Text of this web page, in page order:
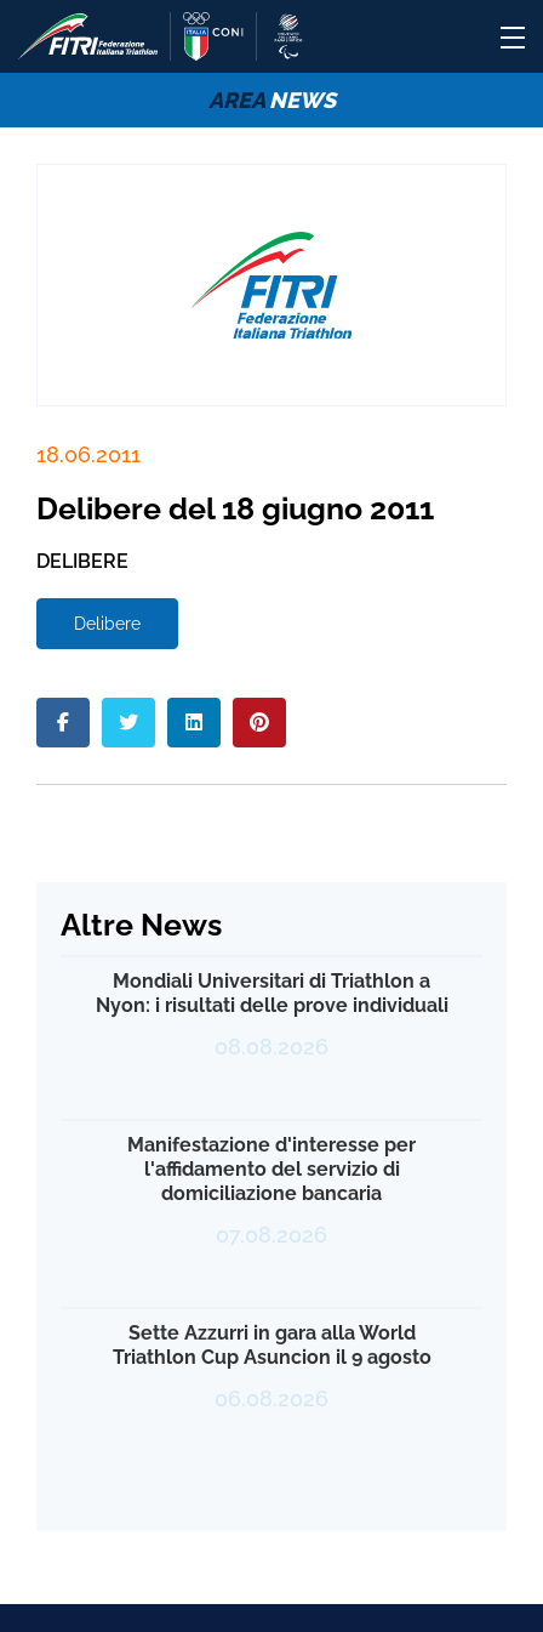
AREANEWS
18.06.2011
Delibere del 18 giugno 2011
DELIBERE
Delibere
Altre News
Mondiali Universitari di Triathlon a
Nyon: i risultati delle prove individuali
08.08.2026
Manifestazione d'interesse per
l'affidamento del servizio di
domiciliazione bancaria
07.08.2026
Sette Azzurri in gara alla World
Triathlon Cup Asuncion il 9 agosto
06.08.2026